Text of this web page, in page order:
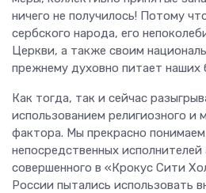
ничего не получилось! Потому
сербского народа, его
Церкви, а также своим
прежнему духовно питает наших
Как тогда, так и сейчас
использованием религиозного и
фактора. Мы прекрасно понимаем
непосредственных исполнителей
совершенного в «Крокус Сити
России пытались использовать